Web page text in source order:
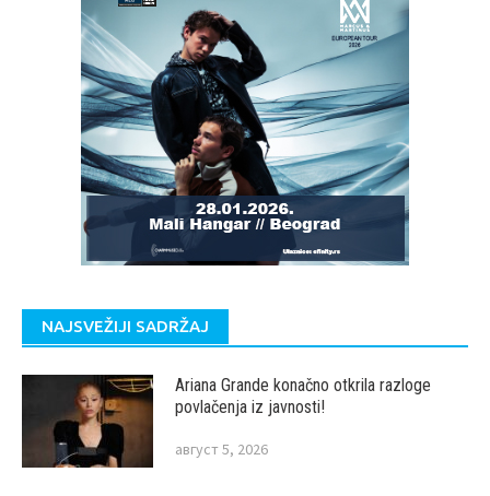
NAJSVEŽIJI SADRŽAJ
Ariana Grande konačno otkrila razloge
povlačenja iz javnosti!
август 5, 2026